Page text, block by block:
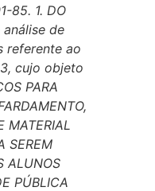
85. 1. DO
análise de
referente ao
cujo objeto
PARA
MATERIAL
SEREM
ALUNOS
PÚBLICA